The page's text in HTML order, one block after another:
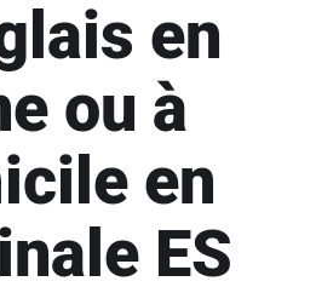
en
ou à
en
ES